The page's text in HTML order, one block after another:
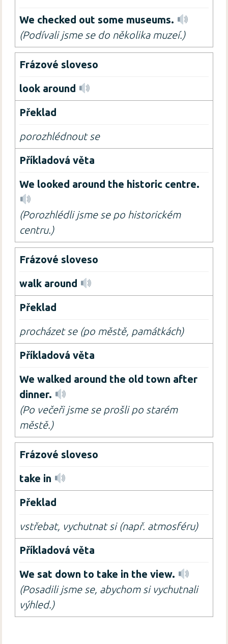
We checked out some museums.
(Podívali jsme se do několika muzeí.)
look around
porozhlédnout se
We looked around the historic centre.
(Porozhlédli jsme se po historickém
centru.)
walk around
procházet se (po městě, památkách)
We walked around the old town after
dinner.
(Po večeři jsme se prošli po starém
městě.)
take in
vstřebat, vychutnat si (např. atmosféru)
We sat down to take in the view.
(Posadili jsme se, abychom si vychutnali
výhled.)